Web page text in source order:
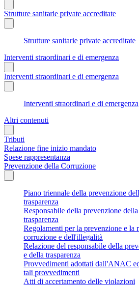
Strutture sanitarie private accreditate
Strutture sanitarie private accreditate
Interventi straordinari e di emergenza
Interventi straordinari e di emergenza
Interventi straordinari e di emergenza
Altri contenuti
Tributi
Relazione fine inizio mandato
Spese rappresentanza
Prevenzione della Corruzione
Piano triennale della prevenzione
trasparenza
Responsabile della prevenzione
trasparenza
Regolamenti per la prevenzione e la
corruzione e dell'illegalità
Relazione del responsabile della
e della trasparenza
Provvedimenti adottati dall'ANAC
tali provvedimenti
Atti di accertamento delle violazioni